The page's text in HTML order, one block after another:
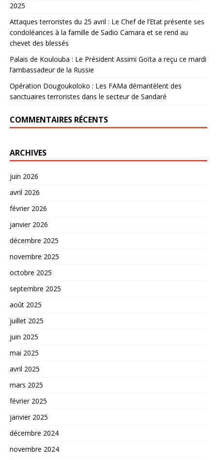
2025
Attaques terroristes du 25 avril : Le Chef de l’Etat présente ses
condoléances à la famille de Sadio Camara et se rend au
chevet des blessés
Palais de Koulouba : Le Président Assimi Goïta a reçu ce mardi
l’ambassadeur de la Russie
Opération Dougoukoloko : Les FAMa démantèlent des
sanctuaires terroristes dans le secteur de Sandaré
COMMENTAIRES RÉCENTS
ARCHIVES
juin 2026
avril 2026
février 2026
janvier 2026
décembre 2025
novembre 2025
octobre 2025
septembre 2025
août 2025
juillet 2025
juin 2025
mai 2025
avril 2025
mars 2025
février 2025
janvier 2025
décembre 2024
novembre 2024